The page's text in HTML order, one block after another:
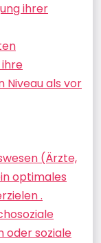
ihrer
Niveau als vor
(Ärzte,
optimales
.
oder soziale